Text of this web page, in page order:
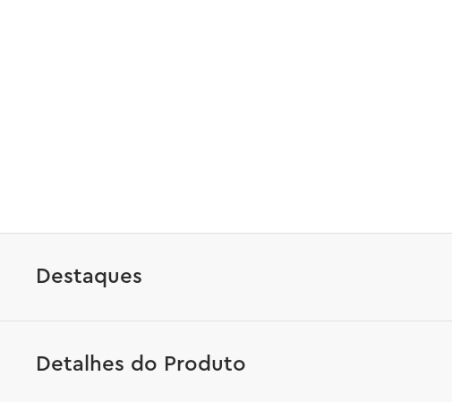
Destaques
Detalhes do Produto